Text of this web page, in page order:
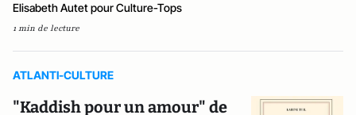
Elisabeth Autet pour Culture-Tops
1 min de lecture
ATLANTI-CULTURE
"Kaddish pour un amour" de